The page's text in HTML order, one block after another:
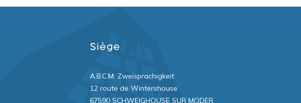
Siège
A.B.C.M. Zweisprachigkeit
12 route de Wintershouse
67590 SCHWEIGHOUSE SUR MODER